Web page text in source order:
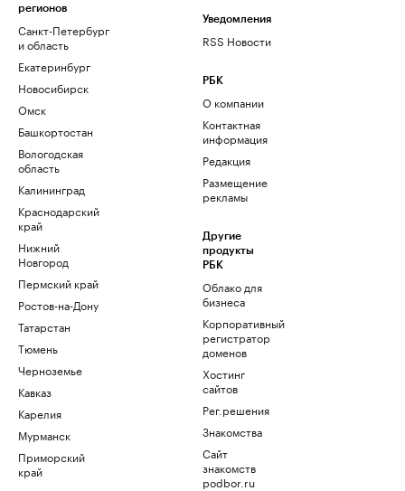
регионов
Санкт-Петербург
и область
Екатеринбург
Новосибирск
Омск
Башкортостан
Вологодская
область
Калининград
Краснодарский
край
Нижний
Новгород
Пермский край
Ростов-на-Дону
Татарстан
Тюмень
Черноземье
Кавказ
Карелия
Мурманск
Приморский
край
Уведомления
RSS Новости
РБК
О компании
Контактная
информация
Редакция
Размещение
рекламы
Другие
продукты
РБК
Облако для
бизнеса
Корпоративный
регистратор
доменов
Хостинг
сайтов
Рег.решения
Знакомства
Сайт
знакомств
podbor.ru